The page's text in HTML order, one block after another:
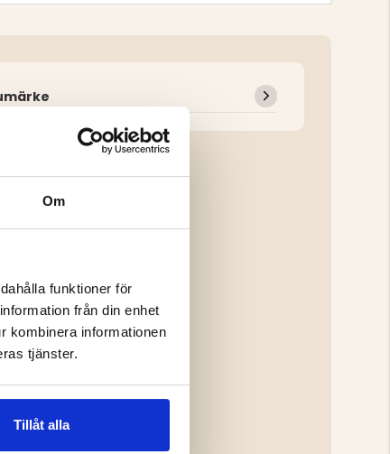
Om
funktioner för
från din enhet
kombinera informationen
tjänster.
Tillåt alla